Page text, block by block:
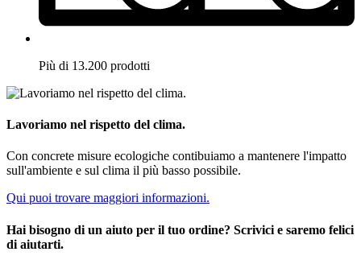
Più di 13.200 prodotti
Lavoriamo nel rispetto del clima.
Con concrete misure ecologiche contibuiamo a mantenere l'impatto
sull'ambiente e sul clima il più basso possibile.
Qui puoi trovare maggiori informazioni.
Hai bisogno di un aiuto per il tuo ordine? Scrivici e saremo felici
di aiutarti.